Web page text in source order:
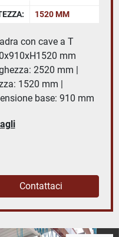
1520 MM
con cave a T
mm
2520 mm |
1520 mm |
base: 910 mm
Contattaci